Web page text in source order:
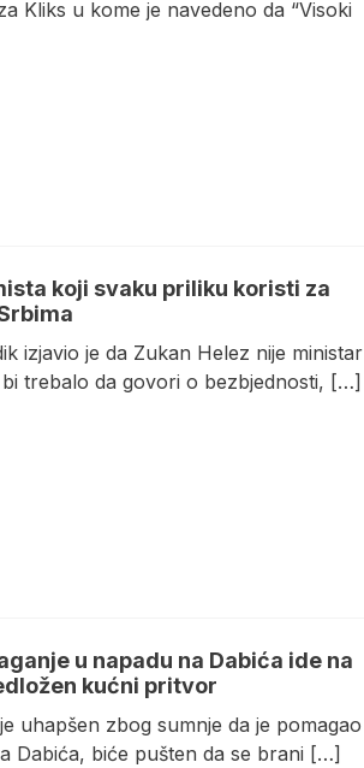
Kliks u kome je navedeno da “Visoki
koji svaku priliku koristi za
izjavio je da Zukan Helez nije ministar
trebalo da govori o bezbjednosti, […]
u napadu na Dabića ide na
kućni pritvor
uhapšen zbog sumnje da je pomagao
Dabića, biće pušten da se brani […]